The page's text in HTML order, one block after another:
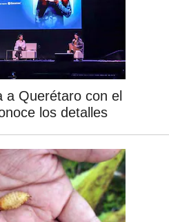
a Querétaro con el
los detalles